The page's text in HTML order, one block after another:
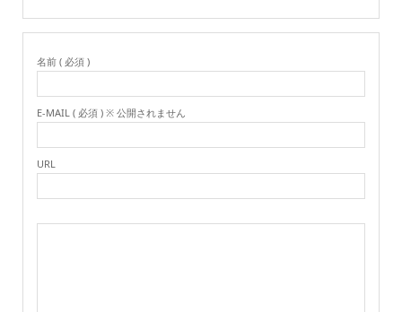
名前 ( 必須 )
E-MAIL ( 必須 ) ※ 公開されません
URL